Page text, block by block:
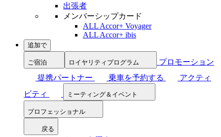
出張者
メンバーシップカード
ALL Accor+ Voyager
ALL Accor+ ibis
追加で
ご宿泊 ロイヤリティプログラム
プロモーション
提携パートナー
乗車を予約する
アクティ
ビティ
ミーティング＆イベント
プロフェッショナル
戻る